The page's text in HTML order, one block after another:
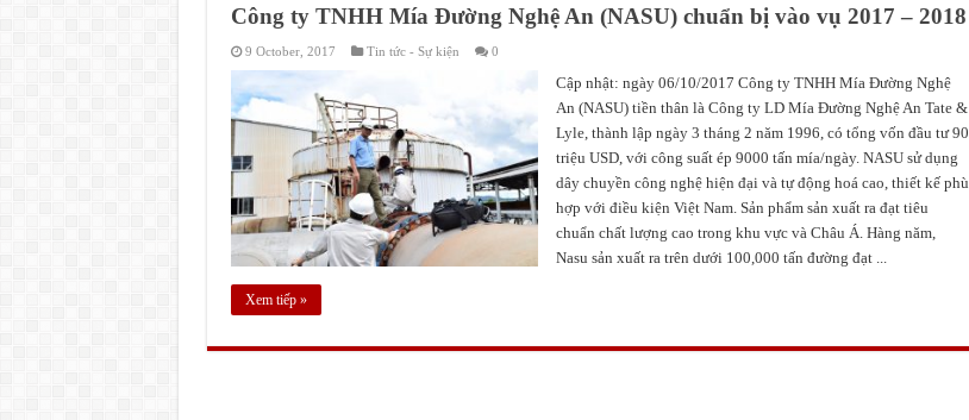
Công ty TNHH Mía Đường Nghệ An (NASU) chuẩn bị vào vụ 2017 – 2018
9 October, 2017 Tin tức - Sự kiện 0
Cập nhật: ngày 06/10/2017 Công ty TNHH Mía Đường Nghệ
An (NASU) tiền thân là Công ty LD Mía Đường Nghệ An Tate &
Lyle, thành lập ngày 3 tháng 2 năm 1996, có tổng vốn đầu tư 90
triệu USD, với công suất ép 9000 tấn mía/ngày. NASU sử dụng
dây chuyền công nghệ hiện đại và tự động hoá cao, thiết kế phù
hợp với điều kiện Việt Nam. Sản phẩm sản xuất ra đạt tiêu
chuẩn chất lượng cao trong khu vực và Châu Á. Hàng năm,
Nasu sản xuất ra trên dưới 100,000 tấn đường đạt ...
Xem tiếp »